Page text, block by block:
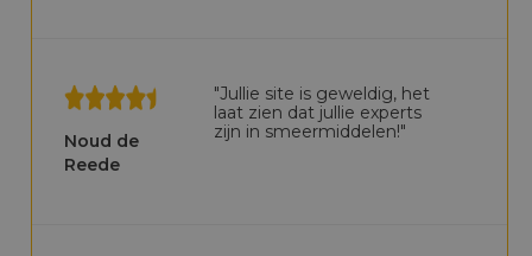
Noud de
Reede
"Jullie site is geweldig, het
laat zien dat jullie experts
zijn in smeermiddelen!"